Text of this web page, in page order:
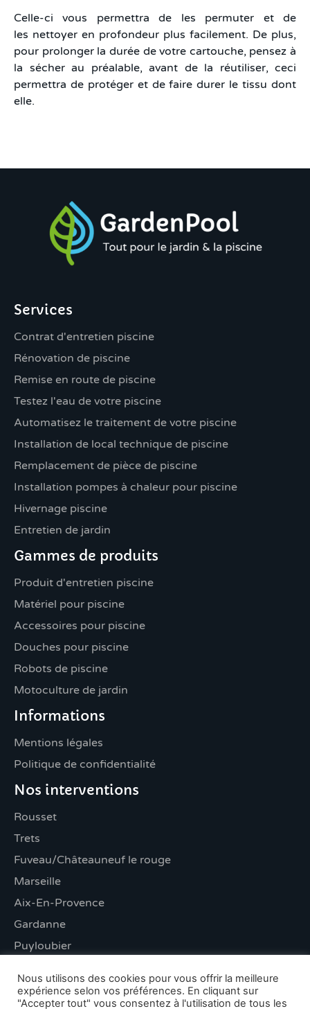
Celle-ci vous permettra de les permuter et de
les nettoyer en profondeur plus facilement. De plus,
pour prolonger la durée de votre cartouche, pensez à
la sécher au préalable, avant de la réutiliser, ceci
permettra de protéger et de faire durer le tissu dont
elle.
Services
Contrat d'entretien piscine
Rénovation de piscine
Remise en route de piscine
Testez l'eau de votre piscine
Automatisez le traitement de votre piscine
Installation de local technique de piscine
Remplacement de pièce de piscine
Installation pompes à chaleur pour piscine
Hivernage piscine
Entretien de jardin
Gammes de produits
Produit d'entretien piscine
Matériel pour piscine
Accessoires pour piscine
Douches pour piscine
Robots de piscine
Motoculture de jardin
Informations
Mentions légales
Politique de confidentialité
Nos interventions
Rousset
Trets
Fuveau/Châteauneuf le rouge
Marseille
Aix-En-Provence
Gardanne
Puyloubier
Nous utilisons des cookies pour vous offrir la meilleure
expérience selon vos préférences. En cliquant sur
"Accepter tout" vous consentez à l'utilisation de tous les